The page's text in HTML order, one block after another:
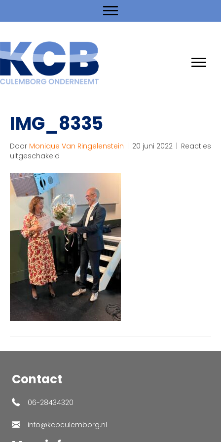
IMG_8335
Door Monique Van Ringelenstein | 20 juni 2022 | Reacties
uitgeschakeld
Contact
06-28434320
info@kcbculemborg.nl